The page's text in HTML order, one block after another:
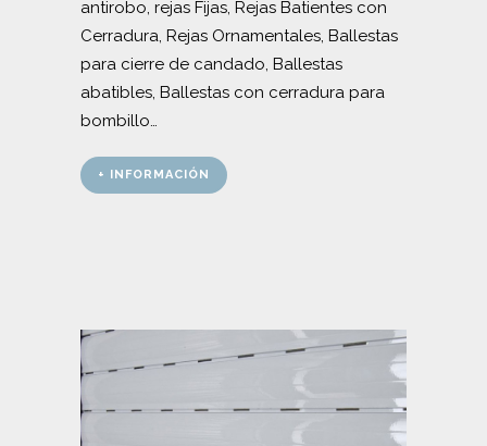
antirobo, rejas Fijas, Rejas Batientes con
Cerradura, Rejas Ornamentales, Ballestas
para cierre de candado, Ballestas
abatibles, Ballestas con cerradura para
bombillo…
+ INFORMACIÓN